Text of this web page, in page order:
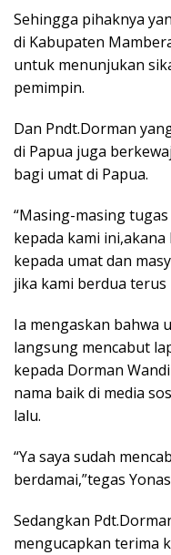
Sehingga pihaknya
di Kabupaten
untuk menunjukan
pemimpin.
Dan Pndt.Dorman
di Papua juga
bagi umat di Papua.
“Masing-masing
kepada kami
kepada umat dan
jika kami berdua
Ia mengaskan bahwa
langsung mencabut
kepada Dorman
nama baik di media
lalu.
“Ya saya sudah
berdamai,”tegas Yonas
Sedangkan
mengucapkan terima